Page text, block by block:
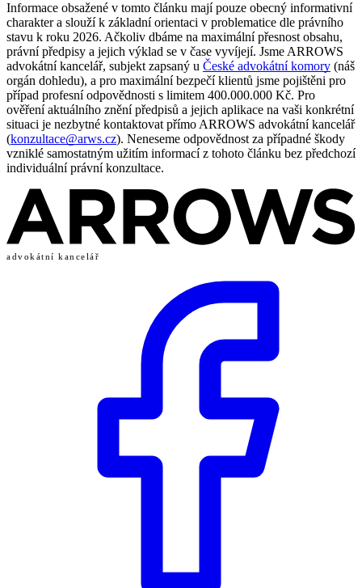
Informace obsažené v tomto článku mají pouze obecný informativní
charakter a slouží k základní orientaci v problematice dle právního
stavu k roku 2026. Ačkoliv dbáme na maximální přesnost obsahu,
právní předpisy a jejich výklad se v čase vyvíjejí. Jsme ARROWS
advokátní kancelář, subjekt zapsaný u České advokátní komory (náš
orgán dohledu), a pro maximální bezpečí klientů jsme pojištěni pro
případ profesní odpovědnosti s limitem 400.000.000 Kč. Pro
ověření aktuálního znění předpisů a jejich aplikace na vaši konkrétní
situaci je nezbytné kontaktovat přímo ARROWS advokátní kancelář
(konzultace@arws.cz). Neneseme odpovědnost za případné škody
vzniklé samostatným užitím informací z tohoto článku bez předchozí
individuální právní konzultace.
advokátní kancelář